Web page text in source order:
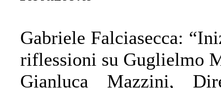
Gabriele Falciasecca:
riflessioni su Guglielmo
Gianluca Mazzini,